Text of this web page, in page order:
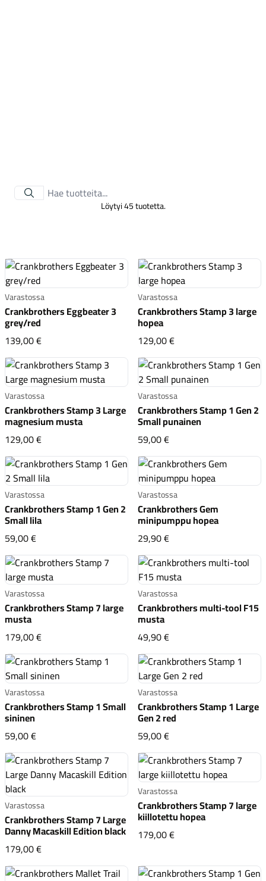
Renkaat
Komponentit
Katso koko valikoima
Löytyi 45 tuotetta.
Varastossa
Crankbrothers Eggbeater 3
grey/red
139,00 €Crankbrothers Eggbeater 3 grey/red
Varastossa
Crankbrothers Stamp 3 large
hopea
129,00 €Crankbrothers Stamp
Varastossa
Crankbrothers Stamp 3 Large
magnesium musta
129,00 €Crankbrothers Stamp 3 Large magnesium musta
Varastossa
Crankbrothers Stamp 1 Gen 2
Small punainen
59,00 €Crankbrothers Stamp
Varastossa
Crankbrothers Stamp 1 Gen 2
Small lila
59,00 €Crankbrothers Stamp 1 Gen 2 Small lila
Varastossa
Crankbrothers Gem
minipumppu hopea
29,90 €Crankbrothers Gem
Varastossa
Crankbrothers Stamp 7 large
musta
179,00 €Crankbrothers Stamp 7 large musta
Varastossa
Crankbrothers multi-tool F15
musta
49,90 €Crankbrothers multi-
Varastossa
Crankbrothers Stamp 1 Small
sininen
59,00 €Crankbrothers Stamp 1 Small sininen
Varastossa
Crankbrothers Stamp 1 Large
Gen 2 red
59,00 €Crankbrothers Stamp
Varastossa
Crankbrothers Stamp 7 Large
Danny Macaskill Edition black
179,00 €Crankbrothers Stamp 7 Large Danny Macaskill Edition
Varastossa
Crankbrothers Stamp 7 large
kiillotettu hopea
179,00 €Crankbrothers